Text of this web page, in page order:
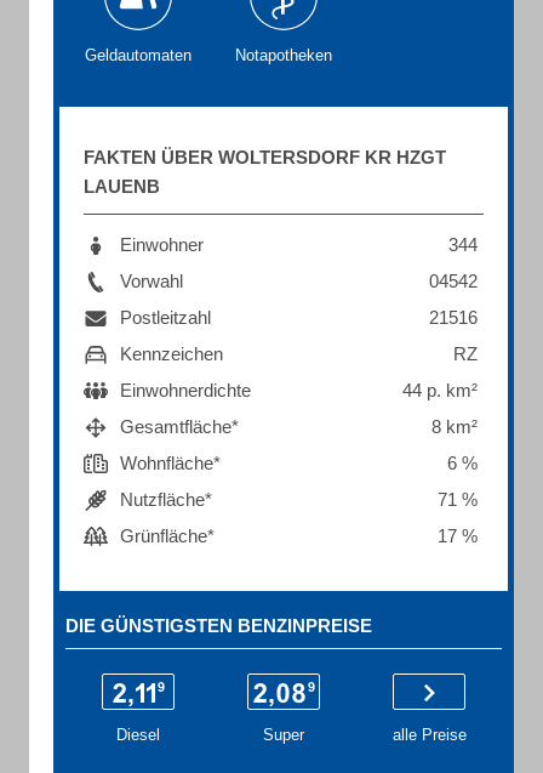
Geldautomaten Notapotheken
FAKTEN ÜBER WOLTERSDORF KR HZGT
LAUENB
Einwohner
344
Vorwahl
04542
Postleitzahl
21516
Kennzeichen
RZ
Einwohnerdichte
44 p. km²
Gesamtfläche*
8 km²
Wohnfläche*
6 %
Nutzfläche*
71 %
Grünfläche*
17 %
DIE GÜNSTIGSTEN BENZINPREISE
Diesel Super alle Preise